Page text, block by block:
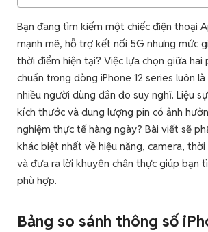
Bạn đang tìm kiếm một chiếc điện thoại
mạnh mẽ, hỗ trợ kết nối 5G nhưng mức
thời điểm hiện tại? Việc lựa chọn giữa hai
chuẩn trong dòng iPhone 12 series luôn
nhiều người dùng đắn đo suy nghĩ. Liệu
kích thước và dung lượng pin có ảnh
nghiệm thực tế hàng ngày? Bài viết sẽ
khác biệt nhất về hiệu năng, camera,
và đưa ra lời khuyên chân thực giúp bạn
phù hợp.
Bảng so sánh thông số